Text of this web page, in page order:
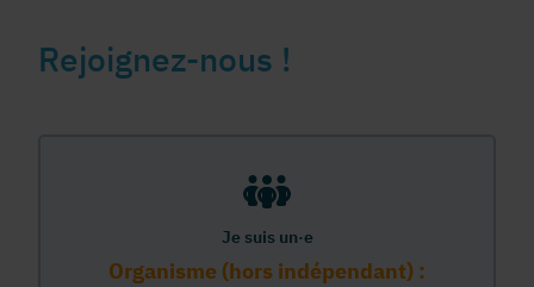
Rejoignez-nous !
Je suis un·e
Organisme (hors indépendant) :